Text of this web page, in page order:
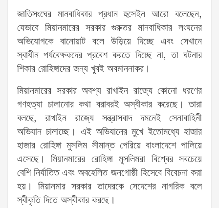
জাতিসংঘের মানবাধিকার প্রধান হুসেইন আরো বলেছেন,
যেভাবে মিয়ানমারের সরকার গুরুতর মানবাধিকার লংঘনের
অভিযোগকে বানোয়াট বলে উড়িয়ে দিচ্ছে এবং সেখানে
স্বাধীন পর্যবেক্ষকদের প্রবেশ করতে দিচ্ছে না, তা ঘটনার
শিকার রোহিঙ্গাদের জন্য খুবই অবমাননাকর।
মিয়ানমারের সরকার অবশ্য রাখাইন রাজ্যে কোনো ধরণের
গণহত্যা চালানোর কথা বরাবরই অস্বীকার করেছে। তারা
বলছে, রাখাইন রাজ্যে সন্ত্রাসবাদ দমনেই সেনাবাহিনী
অভিযান চালাচ্ছে। এই অভিযানের মুখে ইতোমধ্যে হাজার
হাজার রোহিঙ্গা মুসলিম সীমান্ত পেরিয়ে বাংলাদেশে পালিয়ে
এসেছে। মিয়ানমারের রোহিঙ্গা মুসলিমরা বিশ্বের সবচেয়ে
বেশি নির্যাতিত এবং অবহেলিত জনগোষ্ঠী হিসেবে বিবেচনা করা
হয়। মিয়ানমার সরকার তাদেরকে সেদেশের নাগরিক বলে
স্বীকৃতি দিতে অস্বীকার করছে।